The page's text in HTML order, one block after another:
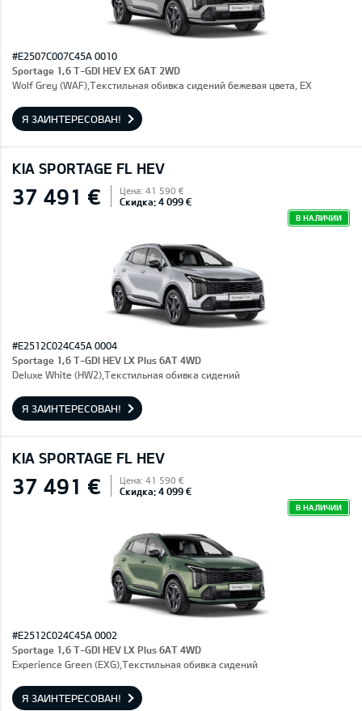
#E2507C007C45A 0010
Sportage 1,6 T-GDI HEV EX 6AT 2WD
Wolf Grey (WAF),Текстильная обивка сидений бежевая цвета, EX
Я ЗАИНТЕРЕСОВАН!
KIA SPORTAGE FL HEV
37 491 € Цена: 41 590 €
Скидка: 4 099 €
В НАЛИЧИИ
#E2512C024C45A 0004
Sportage 1,6 T-GDI HEV LX Plus 6AT 4WD
Deluxe White (HW2),Текстильная обивка сидений
Я ЗАИНТЕРЕСОВАН!
KIA SPORTAGE FL HEV
37 491 € Цена: 41 590 €
Скидка: 4 099 €
В НАЛИЧИИ
#E2512C024C45A 0002
Sportage 1,6 T-GDI HEV LX Plus 6AT 4WD
Experience Green (EXG),Текстильная обивка сидений
Я ЗАИНТЕРЕСОВАН!